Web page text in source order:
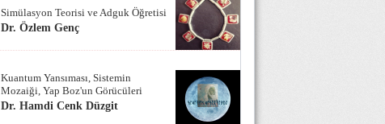
Simülasyon Teorisi ve Adguk Öğretisi
Dr. Özlem Genç
Kuantum Yansıması, Sistemin
Mozaiği, Yap Boz'un Görücüleri
Dr. Hamdi Cenk Düzgit